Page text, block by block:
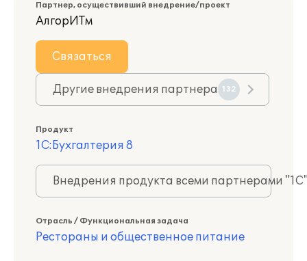
Партнер, осуществивший внедрение/проект
АлгорИТм
Связаться
Другие внедрения партнера 132
Продукт
1С:Бухгалтерия 8
Внедрения продукта всеми партнерами
Отрасль / Функциональная задача
Рестораны и общественное питание